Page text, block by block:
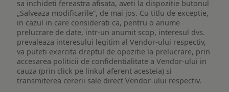
sa inchideti fereastra afisata, aveti la dispozitie butonul
„Salveaza modificarile”, de mai jos. Cu titlu de exceptie,
in cazul in care considerati ca, pentru o anume
prelucrare de date, intr-un anumit scop, interesul dvs.
prevaleaza interesului legitim al Vendor-ului respectiv,
va puteti exercita dreptul de opozitie la prelucrare, prin
accesarea politicii de confidentialitate a Vendor-ului in
cauza (prin click pe linkul aferent acesteia) si
transmiterea cererii sale direct Vendor-ului respectiv.